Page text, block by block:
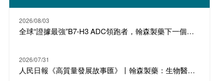
2026/08/03
全球“證據最強”B7-H3 ADC領跑者，翰森製藥下一個明星產品
2026/07/31
人民日報《高質量發展故事匯》丨翰森製藥：生物醫藥 從“跟隨”到“引領”